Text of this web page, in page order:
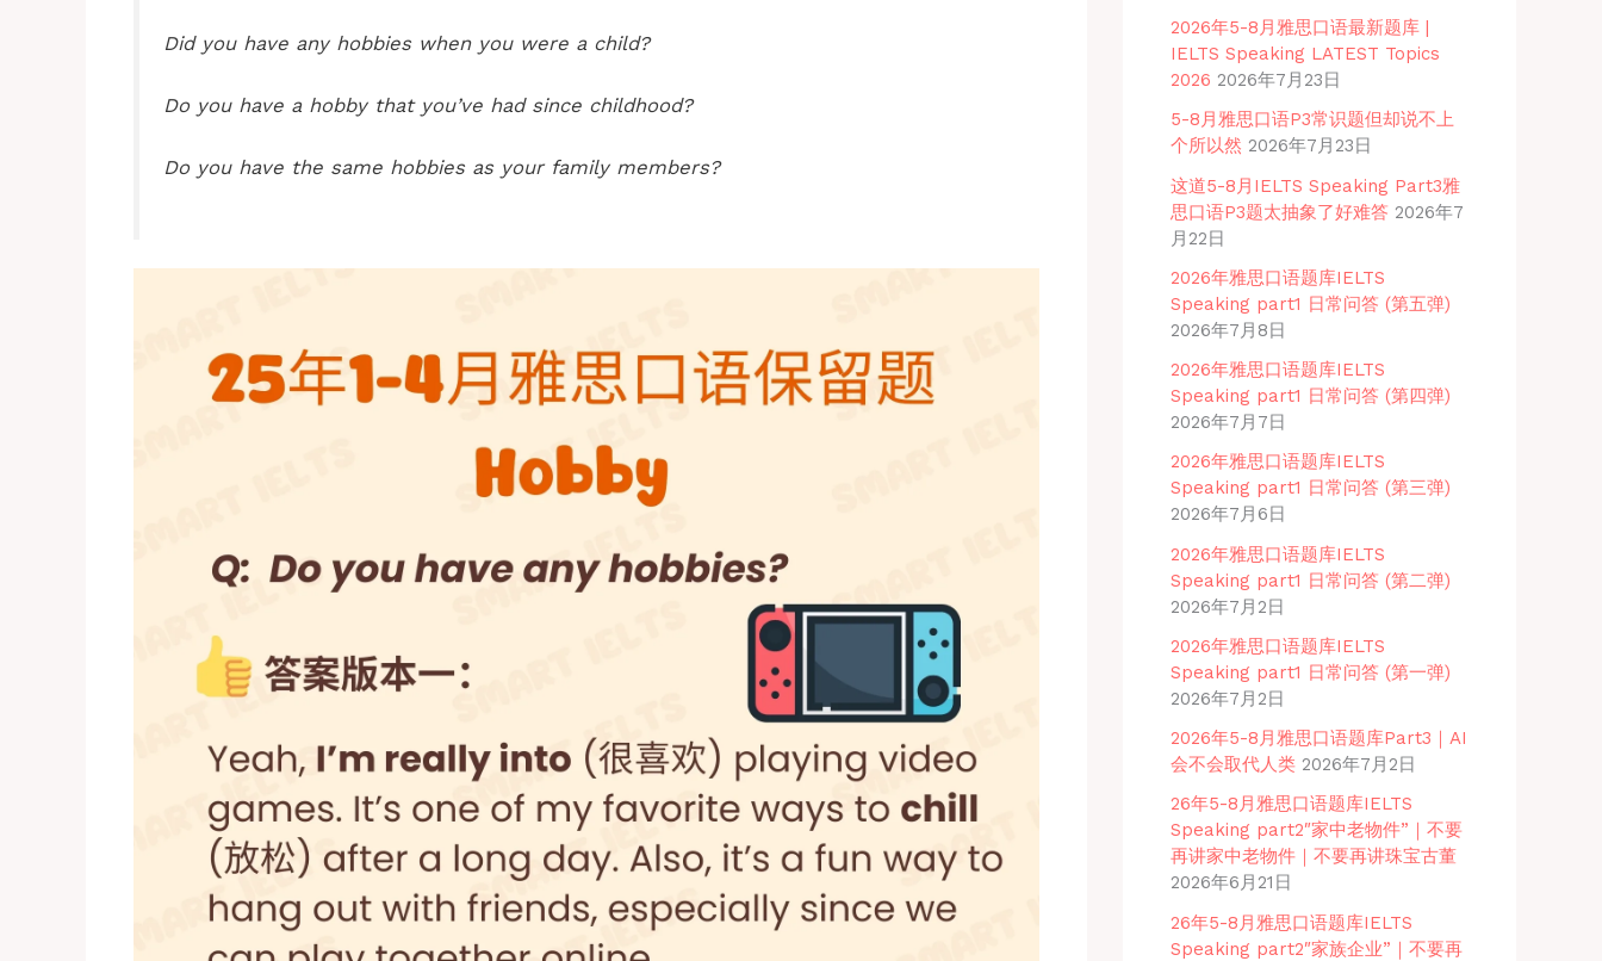
Did you have any hobbies when you were a child?
Do you have a hobby that you’ve had since childhood?
Do you have the same hobbies as your family members?
2026年5-8月雅思口语最新题库 |
IELTS Speaking LATEST Topics
2026 2026年7月23日
5-8月雅思口语P3常识题但却说不上
个所以然 2026年7月23日
这道5-8月IELTS Speaking Part3雅
思口语P3题太抽象了好难答 2026年7
月22日
2026年雅思口语题库IELTS
Speaking part1 日常问答 (第五弹)
2026年7月8日
2026年雅思口语题库IELTS
Speaking part1 日常问答 (第四弹)
2026年7月7日
2026年雅思口语题库IELTS
Speaking part1 日常问答 (第三弹)
2026年7月6日
2026年雅思口语题库IELTS
Speaking part1 日常问答 (第二弹)
2026年7月2日
2026年雅思口语题库IELTS
Speaking part1 日常问答 (第一弹)
2026年7月2日
2026年5-8月雅思口语题库Part3｜AI
会不会取代人类 2026年7月2日
26年5-8月雅思口语题库IELTS
Speaking part2″家中老物件”｜不要
再讲家中老物件｜不要再讲珠宝古董
2026年6月21日
26年5-8月雅思口语题库IELTS
Speaking part2″家族企业”｜不要再